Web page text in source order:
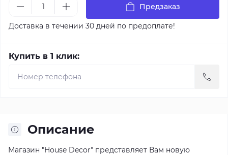
Предзаказ
Доставка в течении 30 дней по предоплате!
Купить в 1 клик:
Описание
Магазин "House Decor" представляет Вам новую